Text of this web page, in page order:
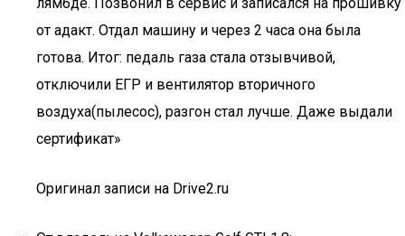
от адакт. Отдал машину и через 2 часа она была
готова. Итог: педаль газа стала отзывчивой,
отключили ЕГР и вентилятор вторичного
воздуха(пылесос), разгон стал лучше. Даже выдали
сертификат»
Оригинал записи на Drive2.ru